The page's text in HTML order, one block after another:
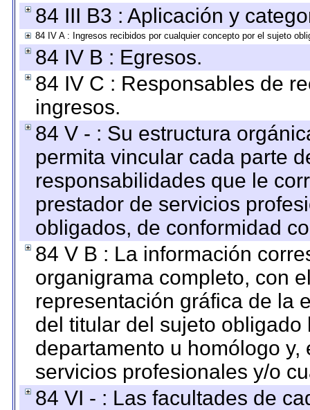
84 III B3 : Aplicación y
84 IV A : Ingresos recibidos por cualquier concepto por el sujeto
84 IV B : Egresos.
84 IV C : Responsables de
ingresos.
84 V - : Su estructura
permita vincular cada parte
responsabilidades que le
prestador de servicios
obligados, de conformidad
84 V B : La información
organigrama completo, con
representación gráfica de la
del titular del sujeto
departamento u homólogo
servicios profesionales y/o
84 VI - : Las facultades de